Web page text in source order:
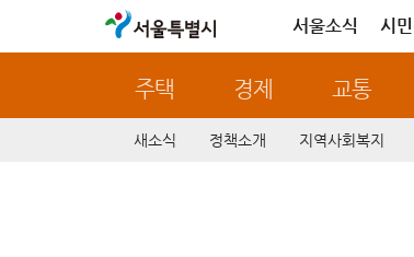
서울특별시 서울소식 시
주택 경제 교통
새소식 정책소개 지역사회복지